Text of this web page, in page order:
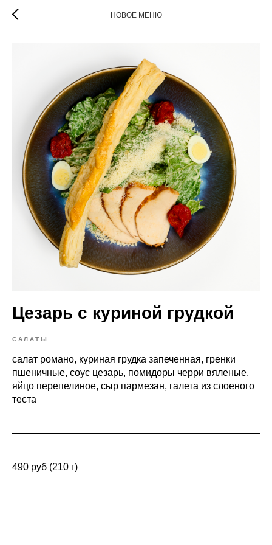
НОВОЕ МЕНЮ
Цезарь с куриной грудкой
САЛАТЫ
салат романо, куриная грудка запеченная, гренки
пшеничные, соус цезарь, помидоры черри вяленые,
яйцо перепелиное, сыр пармезан, галета из слоеного
теста
490 руб (210 г)